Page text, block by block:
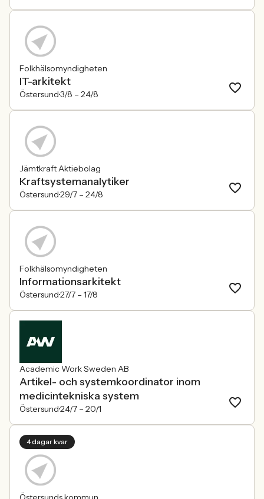
Folkhälsomyndigheten
IT-arkitekt
Östersund3/8 – 24/8
Jämtkraft Aktiebolag
Kraftsystemanalytiker
Östersund29/7 – 24/8
Folkhälsomyndigheten
Informationsarkitekt
Östersund27/7 – 17/8
Academic Work Sweden AB
Artikel- och systemkoordinator inom
medicintekniska system
Östersund24/7 – 20/1
4 dagar kvar